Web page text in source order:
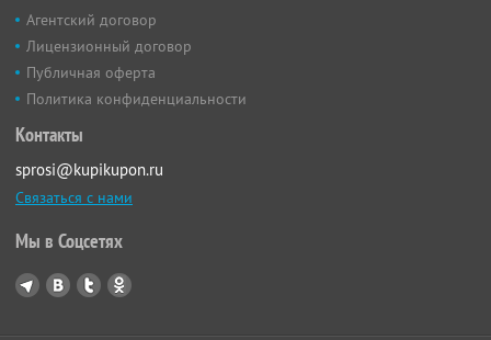
Агентский договор
Лицензионный договор
Публичная оферта
Политика конфиденциальности
Контакты
sprosi@kupikupon.ru
Связаться с нами
Мы в Соцсетях